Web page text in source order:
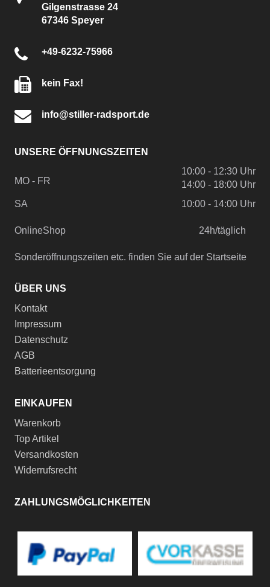
Gilgenstrasse 24
67346 Speyer
+49-6232-75966
kein Fax!
info@stiller-radsport.de
UNSERE ÖFFNUNGSZEITEN
MO - FR
10:00 - 12:30 Uhr
14:00 - 18:00 Uhr
SA
10:00 - 14:00 Uhr
OnlineShop 24h/täglich
Sonderöffnungszeiten etc. finden Sie auf der Startseite
ÜBER UNS
Kontakt
Impressum
Datenschutz
AGB
Batterieentsorgung
EINKAUFEN
Warenkorb
Top Artikel
Versandkosten
Widerrufsrecht
ZAHLUNGSMÖGLICHKEITEN